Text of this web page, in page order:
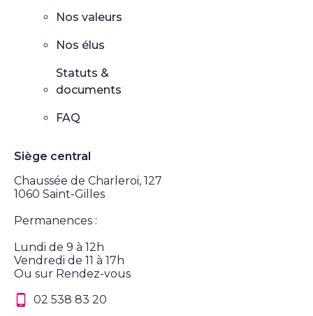
Nos valeurs
Nos élus
Statuts &
documents
FAQ
Siège central
Chaussée de Charleroi, 127
1060 Saint-Gilles
Permanences :
Lundi de 9 à 12h
Vendredi de 11 à 17h
Ou sur Rendez-vous
02 538 83 20